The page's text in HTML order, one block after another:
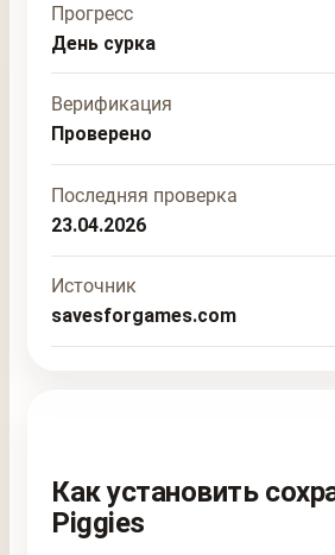
Прогресс
День сурка
Верификация
Проверено
Последняя проверка
23.04.2026
Источник
savesforgames.com
Как установить
Piggies